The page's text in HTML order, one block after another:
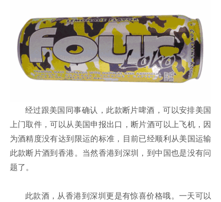
经过跟美国同事确认，此款断片啤酒，可以安排美国
上门取件，可以从美国申报出口，断片酒可以上飞机，因
为酒精度没有达到限运的标准，目前已经顺利从美国运输
此款断片酒到香港。当然香港到深圳，到中国也是没有问
题了。
此款酒，从香港到深圳更是有惊喜价格哦。一天可以